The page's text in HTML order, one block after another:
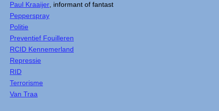
Paul Kraaijer , informant of fantast
Pepperspray
Politie
Preventief Fouilleren
RCID Kennemerland
Repressie
RID
Terrorisme
Van Traa